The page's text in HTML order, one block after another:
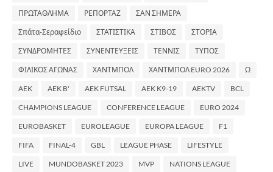
ΠΡΩΤΑΘΛΗΜΑ ΡΕΠΟΡΤΑΖ ΣΑΝ ΣΗΜΕΡΑ
Σπάτα-Σεραφείδιο ΣΤΑΤΙΣΤΙΚΑ ΣΤΙΒΟΣ ΣΤΟΡΙΑ
ΣΥΝΔΡΟΜΗΤΕΣ ΣΥΝΕΝΤΕΥΞΕΙΣ ΤΕΝΝΙΣ ΤΥΠΟΣ
ΦΙΛΙΚΟΣ ΑΓΩΝΑΣ ΧΑΝΤΜΠΟΛ ΧΑΝΤΜΠΟΛ EURO 2026 Ω
AEK AEK B' AEK FUTSAL AEK K9-19 AEKTV BCL
CHAMPIONS LEAGUE CONFERENCE LEAGUE EURO 2024
EUROBASKET EUROLEAGUE EUROPA LEAGUE F1
FIFA FINAL-4 GBL LEAGUE PHASE LIFESTYLE
LIVE MUNDOBASKET 2023 MVP NATIONS LEAGUE